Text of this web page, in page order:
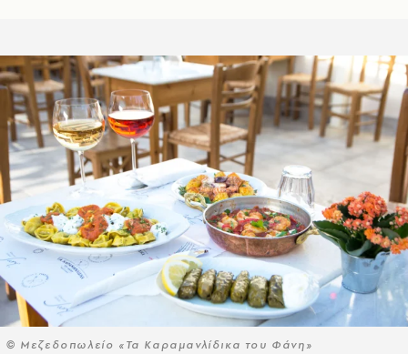
© Μεζεδοπωλείο «Τα Καραμανλίδικα του Φάνη»